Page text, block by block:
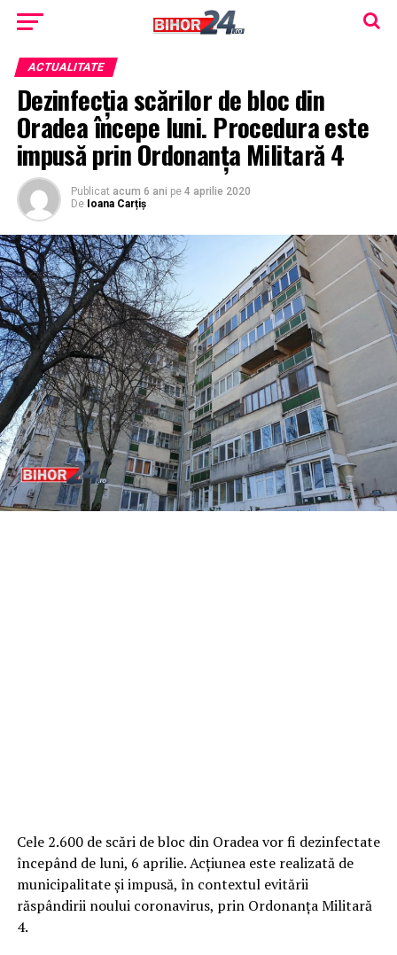
ACTUALITATE
Dezinfecţia scărilor de bloc din
Oradea începe luni. Procedura este
impusă prin Ordonanţa Militară 4
Publicat acum 6 ani pe 4 aprilie 2020
De Ioana Carțiș
Cele 2.600 de scări de bloc din Oradea vor fi dezinfectate
începând de luni, 6 aprilie. Acţiunea este realizată de
municipalitate şi impusă, în contextul evitării
răspândirii noului coronavirus, prin Ordonanţa Militară
4.